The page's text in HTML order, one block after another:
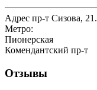
Адрес пр-т Сизова, 21.
Метро:
Пионерская
Комендантский пр-т
Отзывы